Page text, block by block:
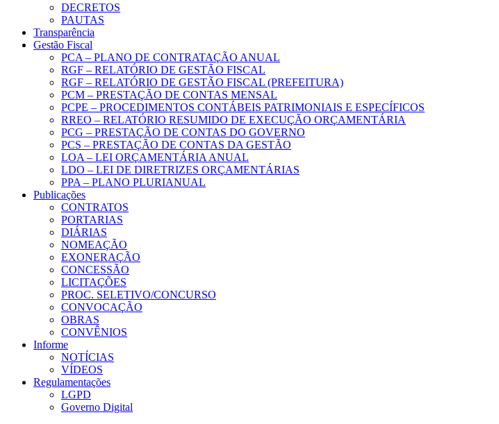
DECRETOS
PAUTAS
Transparência
Gestão Fiscal
PCA – PLANO DE CONTRATAÇÃO ANUAL
RGF – RELATÓRIO DE GESTÃO FISCAL
RGF – RELATÓRIO DE GESTÃO FISCAL (PREFEITURA)
PCM – PRESTAÇÃO DE CONTAS MENSAL
PCPE – PROCEDIMENTOS CONTÁBEIS PATRIMONIAIS E ESPECÍFICOS
RREO – RELATÓRIO RESUMIDO DE EXECUÇÃO ORÇAMENTÁRIA
PCG – PRESTAÇÃO DE CONTAS DO GOVERNO
PCS – PRESTAÇÃO DE CONTAS DA GESTÃO
LOA – LEI ORÇAMENTÁRIA ANUAL
LDO – LEI DE DIRETRIZES ORÇAMENTÁRIAS
PPA – PLANO PLURIANUAL
Publicações
CONTRATOS
PORTARIAS
DIÁRIAS
NOMEAÇÃO
EXONERAÇÃO
CONCESSÃO
LICITAÇÕES
PROC. SELETIVO/CONCURSO
CONVOCAÇÃO
OBRAS
CONVÊNIOS
Informe
NOTÍCIAS
VÍDEOS
Regulamentações
LGPD
Governo Digital